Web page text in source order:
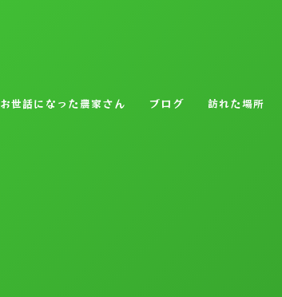
お世話になった農家さん ブログ 訪れた場所